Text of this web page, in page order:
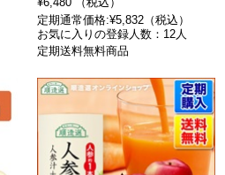
定期通常価格:¥5,832（税込）
お気に入りの登録人数：12人
定期送料無料商品